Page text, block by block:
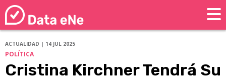
ACTUALIDAD | 14 JUL 2025
POLÍTICA
Cristina Kirchner Tendrá Su